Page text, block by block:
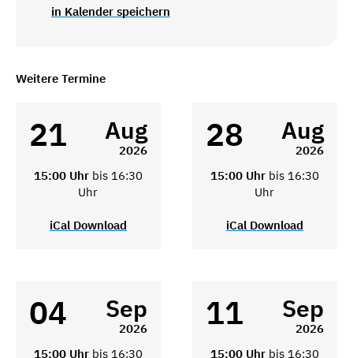
in Kalender speichern
Weitere Termine
21 Aug
2026
15:00 Uhr bis 16:30
Uhr
iCal Download
28 Aug
2026
15:00 Uhr bis 16:30
Uhr
iCal Download
04 Sep
2026
15:00 Uhr bis 16:30
11 Sep
2026
15:00 Uhr bis 16:30